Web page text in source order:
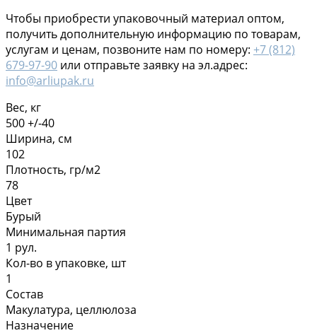
Чтобы приобрести упаковочный материал оптом,
получить дополнительную информацию по товарам,
услугам и ценам, позвоните нам по номеру: +7 (812)
679-97-90 или отправьте заявку на эл.адрес:
info@arliupak.ru
Вес, кг
500 +/-40
Ширина, см
102
Плотность, гр/м2
78
Цвет
Бурый
Минимальная партия
1 рул.
Кол-во в упаковке, шт
1
Состав
Макулатура, целлюлоза
Назначение